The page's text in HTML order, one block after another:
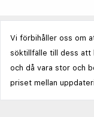
Vi förbihåller oss om
söktillfälle till dess att
och då vara stor och
priset mellan